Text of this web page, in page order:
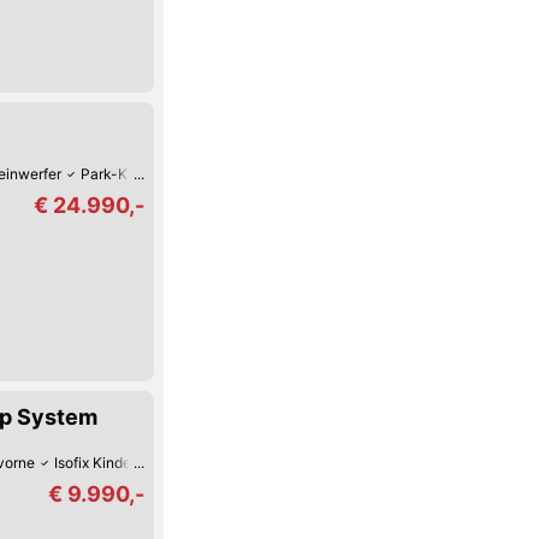
Park-Kamera
€ 24.990,-
System
Isofix Kindersitz-Befestigung
€ 9.990,-